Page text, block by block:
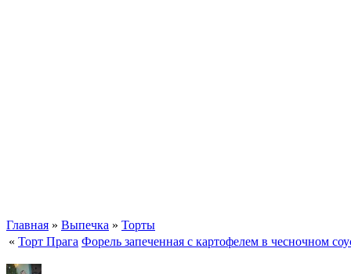
Главная » Выпечка » Торты
« Торт Прага Форель запеченная с картофелем в чесночном